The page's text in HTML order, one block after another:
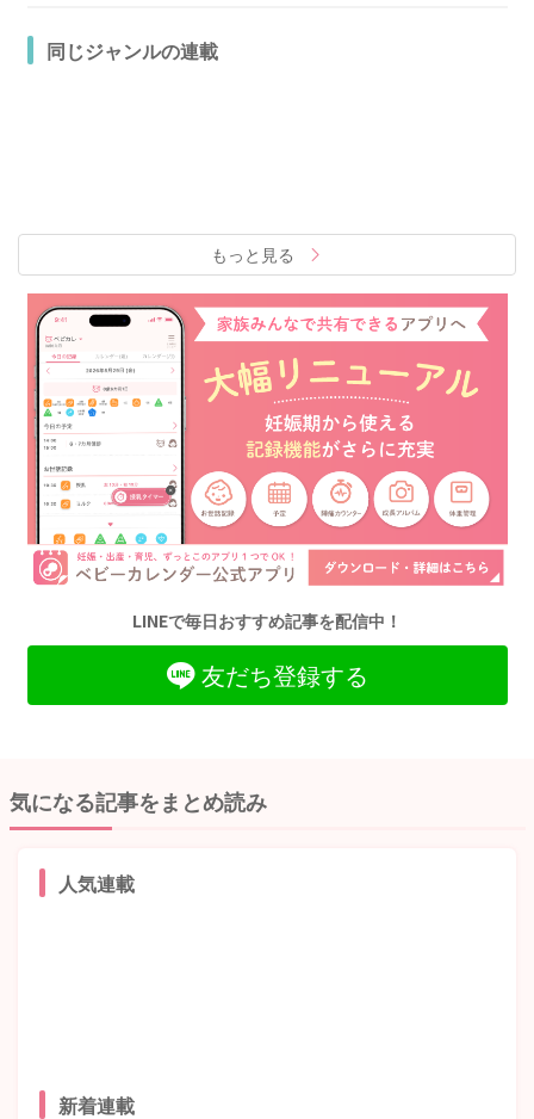
同じジャンルの連載
もっと見る
LINEで毎日おすすめ記事を配信中！
友だち登録する
気になる記事をまとめ読み
人気連載
新着連載